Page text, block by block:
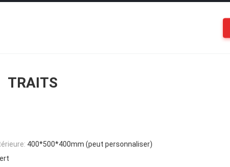
TRAITS
400*500*400mm (peut personnaliser)